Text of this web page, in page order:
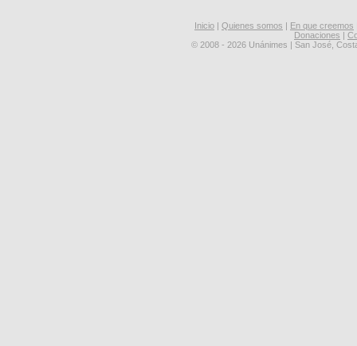
Inicio | Quienes somos | En que creemos
Donaciones |
© 2008 - 2026 Unánimes | San José,